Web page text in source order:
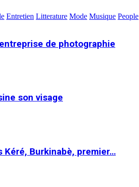
Entretien Litterature Mode Musique People
de photographie
son visage
Kéré, Burkinabè, premier…